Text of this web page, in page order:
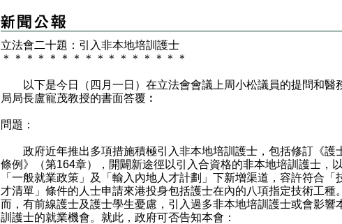
​立法會二十題：引入非本地培訓護士
＊
＊ ＊ ＊ ＊ ＊ ＊ ＊ ＊ ＊ ＊ ＊ ＊ ＊ ＊ ＊
以下是今日（四月一日）在立法會會議上周小松議員的提問和醫
局局長盧寵茂教授的書面答覆︰
問題：
政府近年推出多項措施積極引入非本地培訓護士，包括修訂《護
條例》（第164章），開闢新途徑以引入合資格的非本地培訓護士，
「一般就業政策」及「輸入內地人才計劃」下新增渠道，容許符合「
才清單」條件的人士申請來港投身包括護士在內的八項指定技術工種
而，有前線護士及護士學生憂慮，引入過多非本地培訓護士或會影響
訓護士的就業機會。就此，政府可否告知本會：